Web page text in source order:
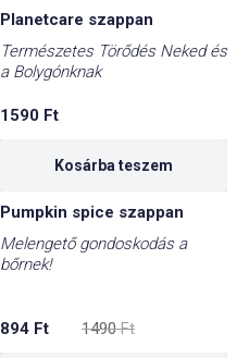
Planetcare szappan
Természetes Törődés Neked és
a Bolygónknak
1590 Ft
Kosárba teszem
Pumpkin spice szappan
Melengető gondoskodás a
bőrnek!
1490Ft
price
894 Ft
price